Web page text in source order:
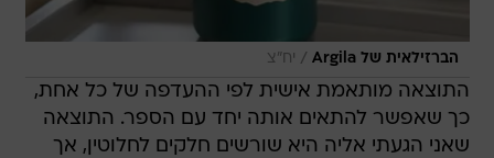
הברזילאית של Argila / יח"צ
התוצאה מותאמת אישית לפי ההעדפה של כל אחת,
כך שאפשר להתאים אותה יחד עם הספר. התוצאה
שאני הגעתי אליה היא שורשים חלקים לחלוטין, אך